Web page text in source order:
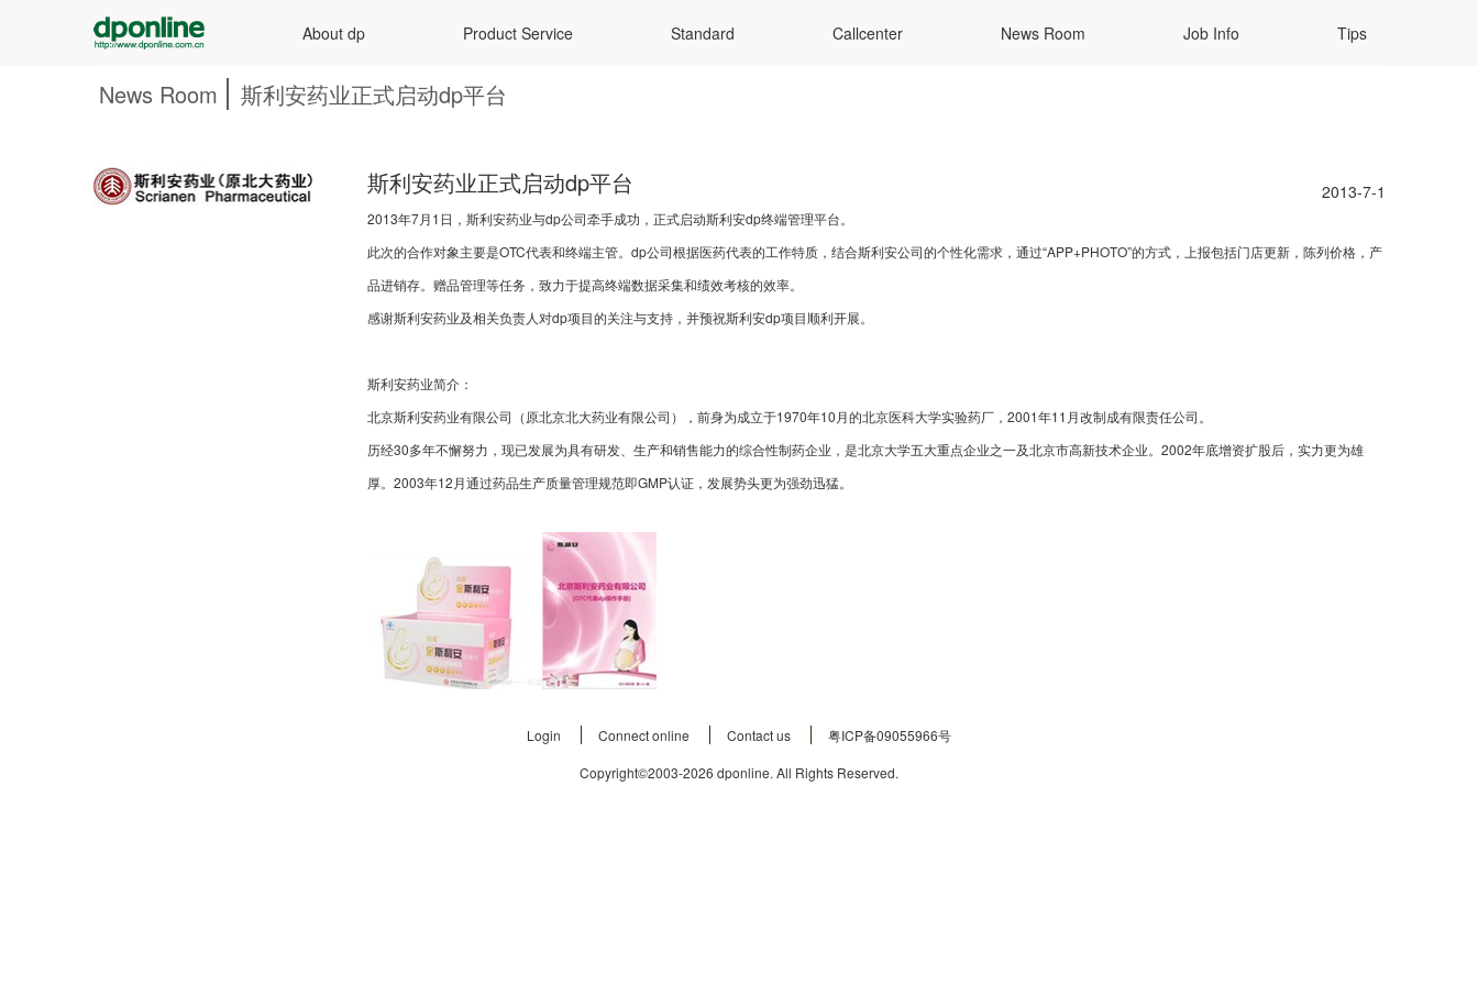
About dp Product Service Standard Callcenter News Room Job Info Tips
News Room 斯利安药业正式启动dp平台
斯利安药业正式启动dp平台 2013-7-1
2013年7月1日，斯利安药业与dp公司牵手成功，正式启动斯利安dp终端管理平台。
此次的合作对象主要是OTC代表和终端主管。dp公司根据医药代表的工作特质，结合斯利安公司的个性化需求，通过“APP+PHOTO”的方式，上报包括门店更新，陈列价格，产
品进销存。赠品管理等任务，致力于提高终端数据采集和绩效考核的效率。
感谢斯利安药业及相关负责人对dp项目的关注与支持，并预祝斯利安dp项目顺利开展。
斯利安药业简介：
北京斯利安药业有限公司（原北京北大药业有限公司），前身为成立于1970年10月的北京医科大学实验药厂，2001年11月改制成有限责任公司。
历经30多年不懈努力，现已发展为具有研发、生产和销售能力的综合性制药企业，是北京大学五大重点企业之一及北京市高新技术企业。2002年底增资扩股后，实力更为雄
厚。2003年12月通过药品生产质量管理规范即GMP认证，发展势头更为强劲迅猛。
Login Connect online Contact us
粤ICP备09055966号
Copyright©2003-2026 dponline. All Rights Reserved.